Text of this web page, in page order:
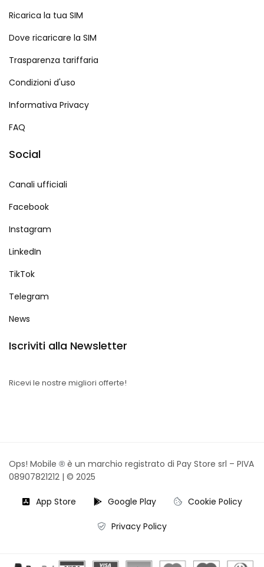
Ricarica la tua SIM
Dove ricaricare la SIM
Trasparenza tariffaria
Condizioni d'uso
Informativa Privacy
FAQ
Social
Canali ufficiali
Facebook
Instagram
LinkedIn
TikTok
Telegram
News
Iscriviti alla Newsletter
Ricevi le nostre migliori offerte!
Ops! Mobile ® è un marchio registrato di Pay Store srl – PIVA
08907821212 | © 2025
App Store Google Play Cookie Policy
Privacy Policy